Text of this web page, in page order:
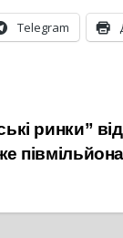
Telegram
ринки”